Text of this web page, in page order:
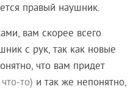
правый наушник.
вам скорее всего
с рук, так как новые
что вам придет
то) и так же непонятно,